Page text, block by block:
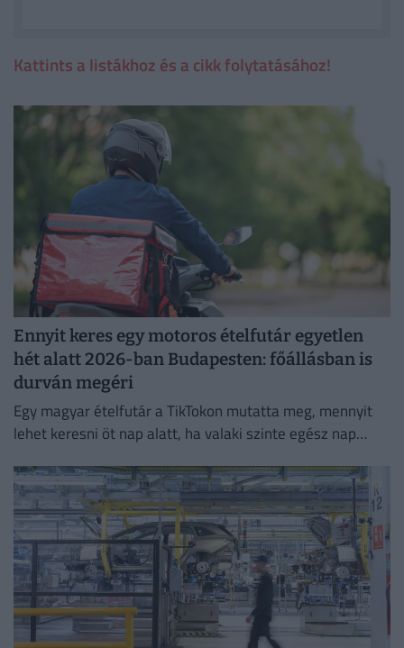
Kattints a listákhoz és a cikk folytatásához!
Ennyit keres egy motoros ételfutár egyetlen
hét alatt 2026-ban Budapesten: főállásban is
durván megéri
Egy magyar ételfutár a TikTokon mutatta meg, mennyit
lehet keresni öt nap alatt, ha valaki szinte egész nap